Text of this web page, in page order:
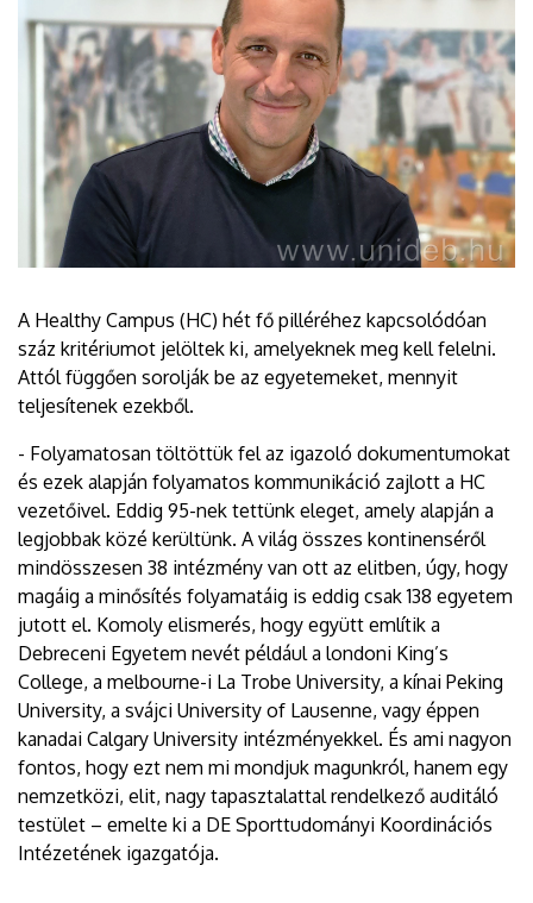
A Healthy Campus (HC) hét fő pilléréhez kapcsolódóan
száz kritériumot jelöltek ki, amelyeknek meg kell felelni.
Attól függően sorolják be az egyetemeket, mennyit
teljesítenek ezekből.
- Folyamatosan töltöttük fel az igazoló dokumentumokat
és ezek alapján folyamatos kommunikáció zajlott a HC
vezetőivel. Eddig 95-nek tettünk eleget, amely alapján a
legjobbak közé kerültünk. A világ összes kontinenséről
mindösszesen 38 intézmény van ott az elitben, úgy, hogy
magáig a minősítés folyamatáig is eddig csak 138 egyetem
jutott el. Komoly elismerés, hogy együtt említik a
Debreceni Egyetem nevét például a londoni King’s
College, a melbourne-i La Trobe University, a kínai Peking
University, a svájci University of Lausenne, vagy éppen
kanadai Calgary University intézményekkel. És ami nagyon
fontos, hogy ezt nem mi mondjuk magunkról, hanem egy
nemzetközi, elit, nagy tapasztalattal rendelkező auditáló
testület – emelte ki a DE Sporttudományi Koordinációs
Intézetének igazgatója.